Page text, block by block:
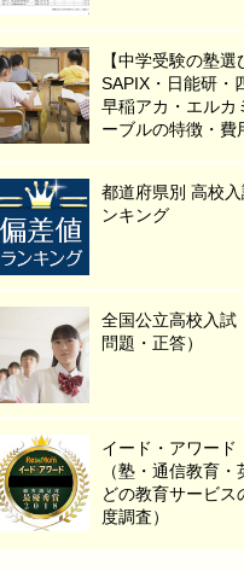
【中学受験の塾選
SAPIX・日能研・
早稲アカ・エルカ
ーブルの特徴・費
都道府県別 高校
ンキング
全国公立高校入試
問題・正答）
イード・アワード
（塾・通信教育
どの教育サービス
度調査）